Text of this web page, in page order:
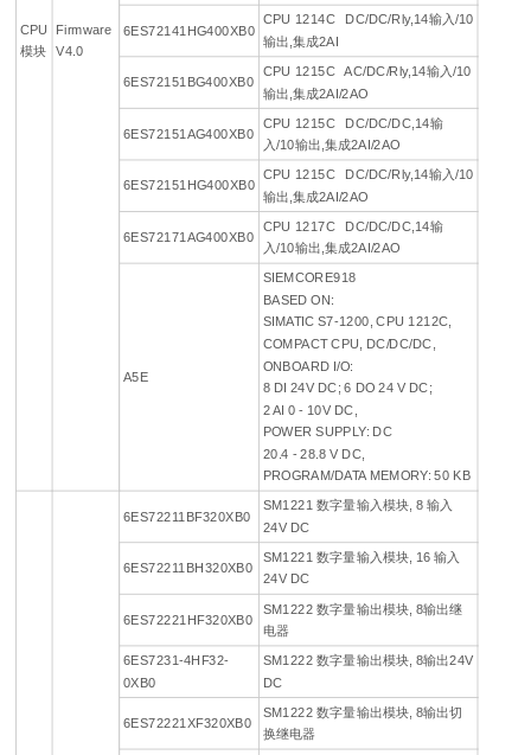
CPU
模块
Firmware
V4.0
6ES72141HG400XB0
CPU 1214C DC/DC/Rly,14输入/10
输出,集成2AI
6ES72151BG400XB0
CPU 1215C AC/DC/Rly,14输入/10
输出,集成2AI/2AO
6ES72151AG400XB0
CPU 1215C DC/DC/DC,14输
入/10输出,集成2AI/2AO
6ES72151HG400XB0
CPU 1215C DC/DC/Rly,14输入/10
输出,集成2AI/2AO
6ES72171AG400XB0
CPU 1217C DC/DC/DC,14输
入/10输出,集成2AI/2AO
A5E
SIEMCORE918
BASED ON:
SIMATIC S7-1200, CPU 1212C,
COMPACT CPU, DC/DC/DC,
ONBOARD I/O:
8 DI 24V DC; 6 DO 24 V DC;
2 AI 0 - 10V DC,
POWER SUPPLY: DC
20.4 - 28.8 V DC,
PROGRAM/DATA MEMORY: 50 KB
6ES72211BF320XB0
SM1221 数字量输入模块, 8 输入
24V DC
6ES72211BH320XB0
SM1221 数字量输入模块, 16 输入
24V DC
6ES72221HF320XB0
SM1222 数字量输出模块, 8输出继
电器
6ES7231-4HF32-
0XB0
SM1222 数字量输出模块, 8输出24V
DC
6ES72221XF320XB0
SM1222 数字量输出模块, 8输出切
换继电器